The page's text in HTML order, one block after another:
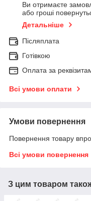
Ви отримаєте
або гроші
Детальніше
Післяплата
Готівкою
Оплата за
Всі умови оплати
Умови повернення
Повернення товару
Всі умови повернення
З цим товаром